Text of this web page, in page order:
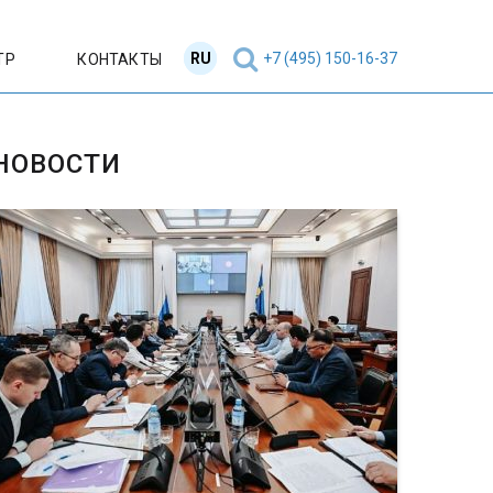
КОНТАКТЫ EN
RU +7 (495) 150-16-37